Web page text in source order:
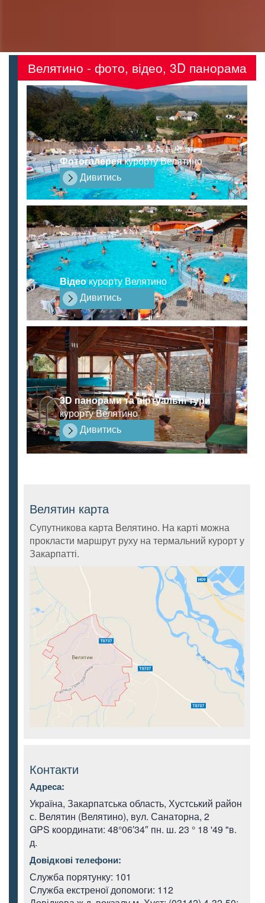
Велятино - фото, відео, 3D панорама
Фотогалереякурорту Велятино
Дивитись
Відеокурорту Велятино
Дивитись
3D панорами та віртуальні тури
курорту Велятино
Дивитись
Велятин карта
Супутникова карта Велятино. На карті можна
прокласти маршрут руху на термальний курорт у
Закарпатті.
Контакти
Адреса:
Україна, Закарпатська область, Хустський район
с. Велятин (Велятино), вул. Санаторна, 2
GPS координати: 48°06′34″ пн. ш. 23 ° 18 '49 "в.
д.
Довідкові телефони:
Служба порятунку: 101
Служба екстреної допомоги: 112